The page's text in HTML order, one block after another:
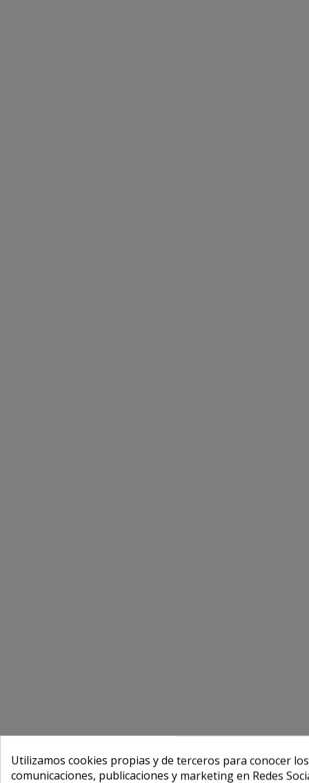
Utilizamos cookies propias y de terceros para conocer
comunicaciones, publicaciones y marketing en Redes